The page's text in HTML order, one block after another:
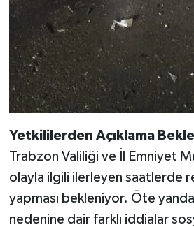
Yetkililerden Açıklama
Trabzon Valiliği ve İl Emniyet
olayla ilgili ilerleyen saatlerde
yapması bekleniyor. Öte
nedenine dair farklı iddialar